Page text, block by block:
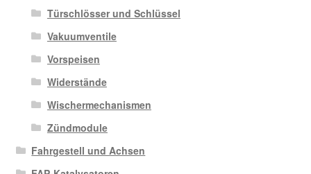
Türschlösser und Schlüssel
Vakuumventile
Vorspeisen
Widerstände
Wischermechanismen
Zündmodule
Fahrgestell und Achsen